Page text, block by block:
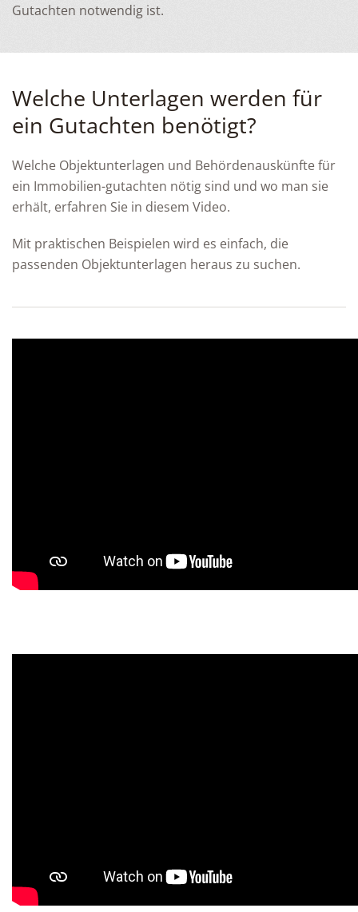
Gutachten notwendig ist.
Welche Unterlagen werden für
ein Gutachten benötigt?
Welche Objektunterlagen und Behördenauskünfte für
ein Immobilien-gutachten nötig sind und wo man sie
erhält, erfahren Sie in diesem Video.
Mit praktischen Beispielen wird es einfach, die
passenden Objektunterlagen heraus zu suchen.